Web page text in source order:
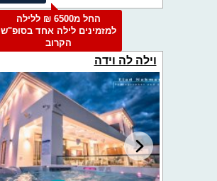
החל מ6500 ₪ ללילה
למזמינים לילה אחד בסופ"ש
הקרוב
וילה לה וידה